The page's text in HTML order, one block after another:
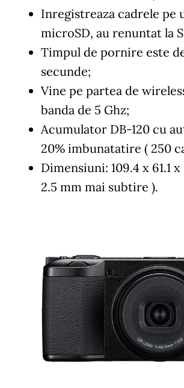
Inregistreaza cadrele pe
microSD, au renuntat la
Timpul de pornire este
secunde;
Vine pe partea de
banda de 5 Ghz;
Acumulator DB-120 cu
20% imbunatatire ( 250
Dimensiuni: 109.4 x 61.1
2.5 mm mai subtire ).